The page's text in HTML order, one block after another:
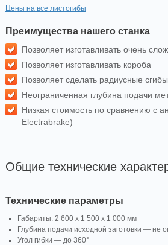
Цены на все листогибы
Преимущества нашего станка
Позволяет изготавливать очень
Позволяет изготавливать короба
Позволяет сделать радиусные сгибы
Неограниченная глубина подачи
Низкая стоимость по сравнению с
Electrabrake)
Общие технические
Технические параметры
Габариты: 2 600 x 1 500 x 1 000 мм
Глубина подачи исходной заготовки — не
Угол гибки — до 360°